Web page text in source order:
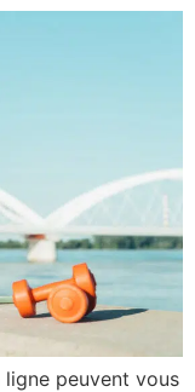
peuvent vous